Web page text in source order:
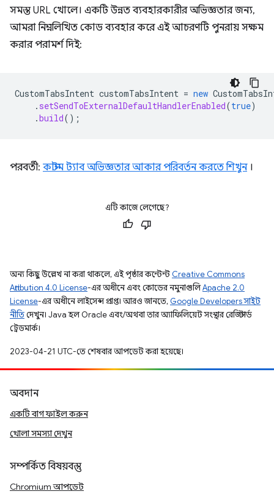
সমস্ত URL খোলে। একটি উন্নত ব্যবহারকারীর অভিজ্ঞতার জন্য,
আমরা নিম্নলিখিত কোড ব্যবহার করে এই আচরণটি পুনরায় সক্ষম
করার পরামর্শ দিই:
CustomTabsIntent customTabsIntent = new
. setSendToExternalDefaultHandlerEnabled(true)
.build();
পরবর্তী: কাস্টম ট্যাব অভিজ্ঞতার আকার পরিবর্তন করতে শিখুন।
এটি কাজে লেগেছে?
অন্য কিছু উল্লেখ না করা থাকলে, এই পৃষ্ঠার কন্টেন্ট Creative Commons
Attribution 4.0 License-এর অধীনে এবং কোডের নমুনাগুলিApache 2.0
License-এর অধীনে লাইসেন্স প্রাপ্ত। আরও জানতে, Google Developers সাইট
নীতিদেখুন। Java হল Oracle এবং/অথবা তার অ্যাফিলিয়েট সংস্থার রেজিস্টার্ড
ট্রেডমার্ক।
2023-04-21 UTC-তে শেষবার আপডেট করা হয়েছে।
অবদান
একটি বাগ ফাইল করুন
খোলা সমস্যা দেখুন
সম্পর্কিত বিষয়বস্তু
Chromium আপডেট